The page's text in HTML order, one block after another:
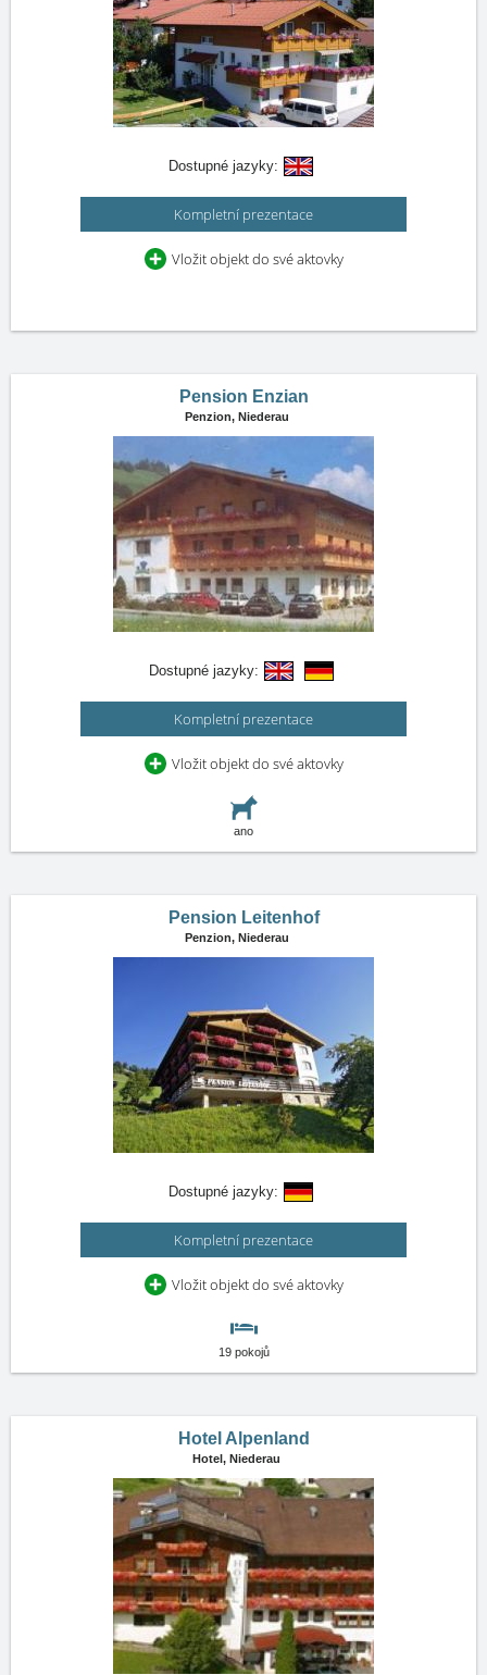
Dostupné jazyky:
Kompletní prezentace
Vložit objekt do své aktovky
Pension Enzian
Penzion, Niederau
Dostupné jazyky:
Kompletní prezentace
Vložit objekt do své aktovky
ano
Pension Leitenhof
Penzion, Niederau
Dostupné jazyky:
Kompletní prezentace
Vložit objekt do své aktovky
19 pokojů
Hotel Alpenland
Hotel, Niederau